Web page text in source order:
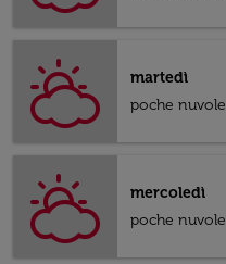
martedì
poche nuvole
mercoledì
poche nuvole